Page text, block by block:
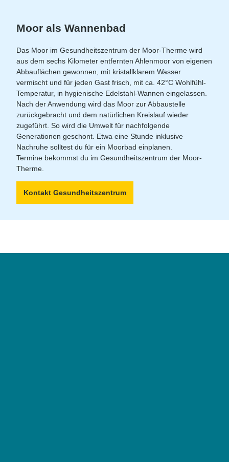
Moor als Wannenbad
Das Moor im Gesundheitszentrum der Moor-Therme wird
aus dem sechs Kilometer entfernten Ahlenmoor von eigenen
Abbauflächen gewonnen, mit kristallklarem Wasser
vermischt und für jeden Gast frisch, mit ca. 42°C Wohlfühl-
Temperatur, in hygienische Edelstahl-Wannen eingelassen.
Nach der Anwendung wird das Moor zur Abbaustelle
zurückgebracht und dem natürlichen Kreislauf wieder
zugeführt. So wird die Umwelt für nachfolgende
Generationen geschont. Etwa eine Stunde inklusive
Nachruhe solltest du für ein Moorbad einplanen.
Termine bekommst du im Gesundheitszentrum der Moor-
Therme.
Kontakt Gesundheitszentrum